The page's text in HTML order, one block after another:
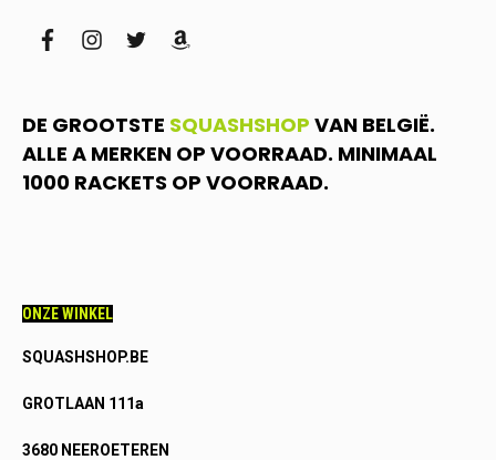
facebookinstagram
twitteramazon
DE GROOTSTE SQUASHSHOP VAN BELGIË.
ALLE A MERKEN OP VOORRAAD. MINIMAAL
1000 RACKETS OP VOORRAAD.
ONZE WINKEL
SQUASHSHOP.BE
GROTLAAN 111a
3680 NEEROETEREN